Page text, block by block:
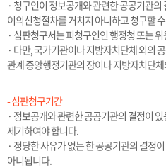
· 청구인이 정보공개와 관련한 공공기관
이의신청절차를 거치지 아니하고 청구할
· 심판청구서는 피청구인인 행정청 또는
· 다만, 국가기관이나 지방자치단체 외의
관계 중앙행정기관의 장이나 지방자치단
- 심판청구기간
· 정보공개와 관련한 공공기관의 결정이
제기하여야 합니다.
· 정당한 사유가 없는 한 공공기관의 결정
아니됩니다.